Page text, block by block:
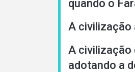
quando o
A civilização
A civilização
adotando a